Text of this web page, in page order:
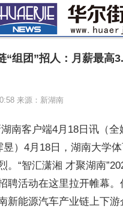
“组团”招人：月薪最高
来源：新湖南
南客户端4月18日讯（全
）4月18日，湖南大学
。“智汇潇湘 才聚湖南
聘活动在这里拉开帷幕
新能源汽车产业链上下游